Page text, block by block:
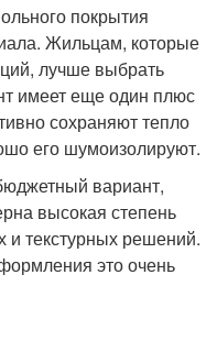
покрытия
Жильцам, которые
лучше выбрать
имеет еще один плюс
сохраняют тепло
его шумоизолируют.
вариант,
высокая степень
и текстурных решений.
это очень